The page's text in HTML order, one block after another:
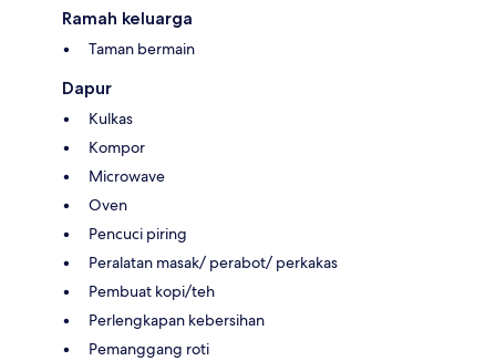
Ramah keluarga
Taman bermain
Dapur
Kulkas
Kompor
Microwave
Oven
Pencuci piring
Peralatan masak/ perabot/ perkakas
Pembuat kopi/teh
Perlengkapan kebersihan
Pemanggang roti